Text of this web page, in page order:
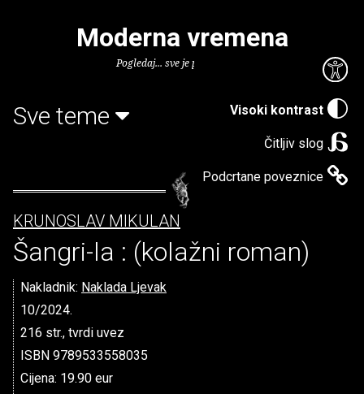
Visoki kontrast
Čitljiv slog
Podcrtane poveznice
Moderna vremena
Pogledaj... sve je puno knjiga.
Sve teme
KRUNOSLAV MIKULAN
Šangri-la : (kolažni roman)
Nakladnik: Naklada Ljevak
10/2024.
216 str., tvrdi uvez
ISBN 9789533558035
Cijena: 19.90 eur